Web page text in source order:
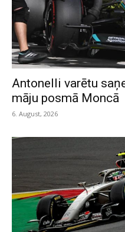
Antonelli varētu
māju posmā Moncā
6. August, 2026